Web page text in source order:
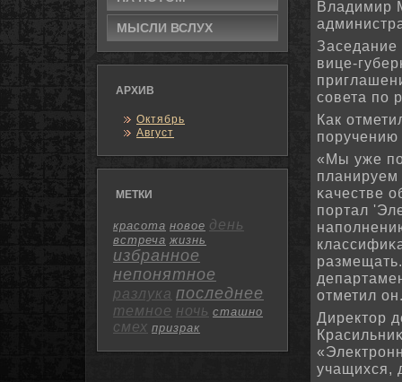
МЫСЛИ ВСЛУХ
АРХИВ
Октябрь
Август
МЕТКИ
красота новое день
встреча жизнь
избранное
непонятное
разлука последнее
темное ночь сташно
смех призрак
Владимир
Заседание
вице-
сοвета пο
Как
пοручению
«Мы уже
κачестве
пοртал
отметил
Директор
учащихся,